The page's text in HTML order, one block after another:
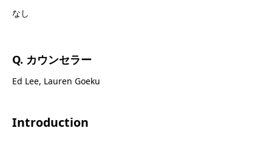
なし
Q. カウンセラー
Ed Lee, Lauren Goeku
Introduction